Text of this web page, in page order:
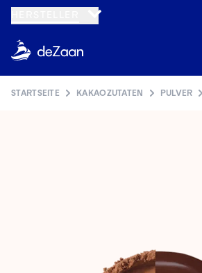
STARTSEITE KAKAOZUTATEN PULVER